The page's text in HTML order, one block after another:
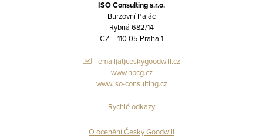
ISO Consulting s.r.o.
Burzovní Palác
Rybná 682/14
CZ – 110 05 Praha 1
email(at)ceskygoodwill.cz
www.hpcg.cz
www.iso-consulting.cz
Rychlé odkazy
O ocenění Český Goodwill